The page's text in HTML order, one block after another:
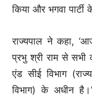
किया और भगवा
राज्यपाल ने कहा,
प्रभु श्री राम से सभी
एंड सीई विभाग
विभाग) के अधीन